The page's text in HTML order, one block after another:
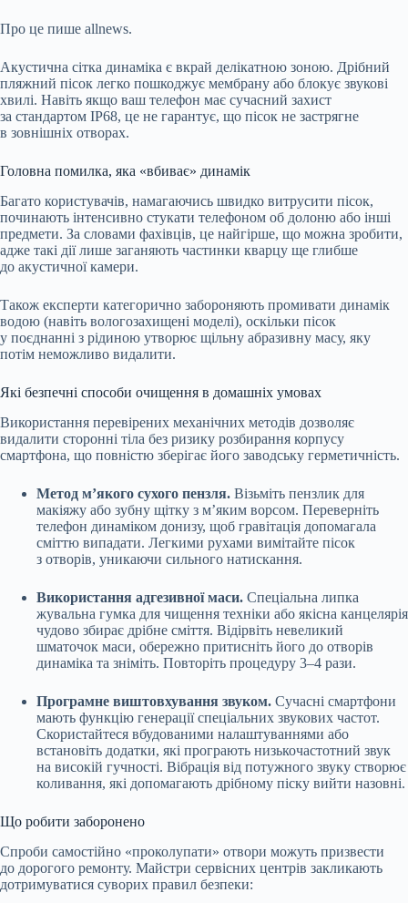
Про це пише allnews.
Акустична сітка динаміка є вкрай делікатною зоною. Дрібний
пляжний пісок легко пошкоджує мембрану або блокує звукові
хвилі. Навіть якщо ваш телефон має сучасний захист
за стандартом IP68, це не гарантує, що пісок не застрягне
в зовнішніх отворах.
Головна помилка, яка «вбиває» динамік
Багато користувачів, намагаючись швидко витрусити пісок,
починають інтенсивно стукати телефоном об долоню або інші
предмети. За словами фахівців, це найгірше, що можна зробити,
адже такі дії лише заганяють частинки кварцу ще глибше
до акустичної камери.
Також експерти категорично забороняють промивати динамік
водою (навіть вологозахищені моделі), оскільки пісок
у поєднанні з рідиною утворює щільну абразивну масу, яку
потім неможливо видалити.
Які безпечні способи очищення в домашніх умовах
Використання перевірених механічних методів дозволяє
видалити сторонні тіла без ризику розбирання корпусу
смартфона, що повністю зберігає його заводську герметичність.
Метод м’якого сухого пензля. Візьміть пензлик для
макіяжу або зубну щітку з м’яким ворсом. Переверніть
телефон динаміком донизу, щоб гравітація допомагала
сміттю випадати. Легкими рухами вимітайте пісок
з отворів, уникаючи сильного натискання.
Використання адгезивної маси. Спеціальна липка
жувальна гумка для чищення техніки або якісна канцелярія
чудово збирає дрібне сміття. Відірвіть невеликий
шматочок маси, обережно притисніть його до отворів
динаміка та зніміть. Повторіть процедуру 3–4 рази.
Програмне виштовхування звуком. Сучасні смартфони
мають функцію генерації спеціальних звукових частот.
Скористайтеся вбудованими налаштуваннями або
встановіть додатки, які програють низькочастотний звук
на високій гучності. Вібрація від потужного звуку створює
коливання, які допомагають дрібному піску вийти назовні.
Що робити заборонено
Спроби самостійно «проколупати» отвори можуть призвести
до дорогого ремонту. Майстри сервісних центрів закликають
дотримуватися суворих правил безпеки: